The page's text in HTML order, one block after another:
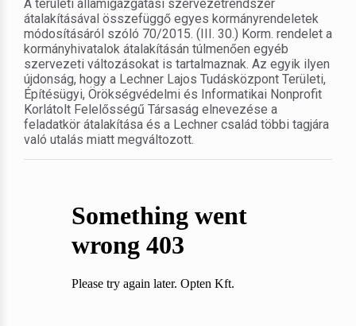
A területi államigazgatási szervezetrendszer
átalakításával összefüggő egyes kormányrendeletek
módosításáról szóló 70/2015. (III. 30.) Korm. rendelet a
kormányhivatalok átalakításán túlmenően egyéb
szervezeti változásokat is tartalmaznak. Az egyik ilyen
újdonság, hogy a Lechner Lajos Tudásközpont Területi,
Építésügyi, Örökségvédelmi és Informatikai Nonprofit
Korlátolt Felelősségű Társaság elnevezése a
feladatkör átalakítása és a Lechner család többi tagjára
való utalás miatt megváltozott.